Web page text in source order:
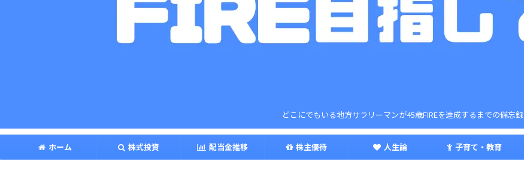
どこにでもいる地方サラリーマンが45歳FIREを達成するまでの備忘録
ホーム 株式投資 配当金推移 株主優待 人生論 子育て・教育